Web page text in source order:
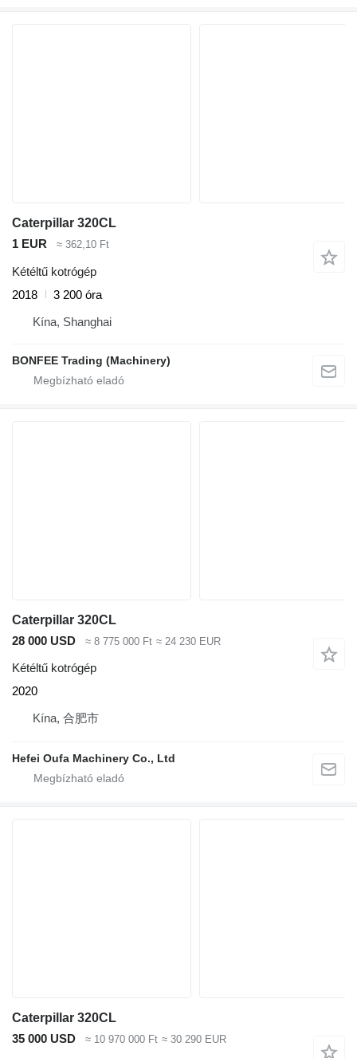
Caterpillar 320CL
1 EUR
≈ 362,10 Ft
Kétéltű kotrógép
2018
3 200 óra
Kína, Shanghai
BONFEE Trading (Machinery)
Caterpillar 320CL
28 000 USD
≈ 8 775 000 Ft ≈ 24 230 EUR
Kétéltű kotrógép
2020
Kína, 合肥市
Hefei Oufa Machinery Co., Ltd
Caterpillar 320CL
35 000 USD
≈ 10 970 000 Ft ≈ 30 290 EUR